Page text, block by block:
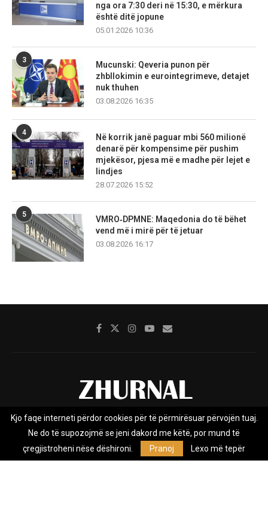
nga ora 7:30 deri në 15:30, e mërkura
është ditë jopune
05.01.2026 10:36
3
Mucunski: Qeveria punon për
zhbllokimin e eurointegrimeve, detajet
nuk thuhen
03.08.2026 16:35
4
Në korrik janë paguar mbi 560 milionë
denarë për kompensime për pushim
mjekësor, pjesa më e madhe për lejet e
lindjes
28.07.2026 15:52
5
VMRO‑DPMNE: Maqedonia do të bëhet
vend më i mirë për të jetuar
03.08.2026 16:17
Rreth nesh Impresumi Marketing
Privacy Policy
Zhurnal.mk është Agjenci e Lajmeve e pavarur, e themeluar në vitin
Kjo faqe interneti përdor cookies për të përmirësuar përvojën tuaj.
Ne do të supozojmë se jeni dakord me këtë, por mund të
çregjistroheni nëse dëshironi.
Pranoj Lexo më tepër